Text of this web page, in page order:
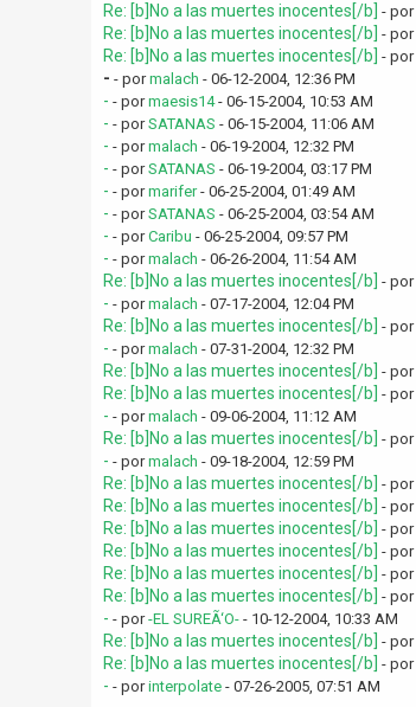
Re: [b]No a las muertes inocentes[/b] - por
Re: [b]No a las muertes inocentes[/b] - por
Re: [b]No a las muertes inocentes[/b] - por
- - pormalach - 06-12-2004, 12:36 PM
- - pormaesis14- 06-15-2004, 10:53 AM
- - porSATANAS - 06-15-2004, 11:06 AM
- - pormalach - 06-19-2004, 12:32 PM
- - porSATANAS - 06-19-2004, 03:17 PM
- - pormarifer- 06-25-2004, 01:49 AM
- - porSATANAS - 06-25-2004, 03:54 AM
- - porCaribu - 06-25-2004, 09:57 PM
- - pormalach - 06-26-2004, 11:54 AM
Re: [b]No a las muertes inocentes[/b] - por
- - pormalach - 07-17-2004, 12:04 PM
Re: [b]No a las muertes inocentes[/b] - por
- - pormalach - 07-31-2004, 12:32 PM
Re: [b]No a las muertes inocentes[/b] - por
Re: [b]No a las muertes inocentes[/b] - por
- - pormalach - 09-06-2004, 11:12 AM
Re: [b]No a las muertes inocentes[/b] - por
- - pormalach - 09-18-2004, 12:59 PM
Re: [b]No a las muertes inocentes[/b] - por
Re: [b]No a las muertes inocentes[/b] - por
Re: [b]No a las muertes inocentes[/b] - por
Re: [b]No a las muertes inocentes[/b] - por
Re: [b]No a las muertes inocentes[/b] - por
Re: [b]No a las muertes inocentes[/b] - por
- - por-EL SUREÃ‘O-- 10-12-2004, 10:33 AM
Re: [b]No a las muertes inocentes[/b] - por
Re: [b]No a las muertes inocentes[/b] - por
- - porinterpolate- 07-26-2005, 07:51 AM